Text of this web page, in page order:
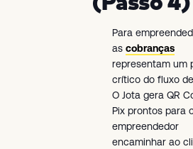
Para
as cobranças
representam um
crítico do fluxo
O Jota gera QR
Pix prontos para
empreendedor
encaminhar ao